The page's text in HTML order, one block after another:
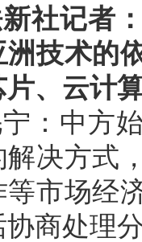
社记者
洲技术的
片、云计
：中方
解决方式
等市场经
协商处理